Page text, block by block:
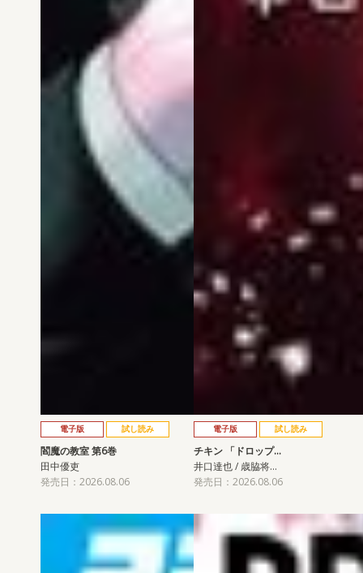
電子版 試し読み
閻魔の教室 第6巻
田中優吏
発売日：2026.08.06
電子版 試し読み
チキン 「ドロップ…
井口達也 / 歳脇将…
発売日：2026.08.06